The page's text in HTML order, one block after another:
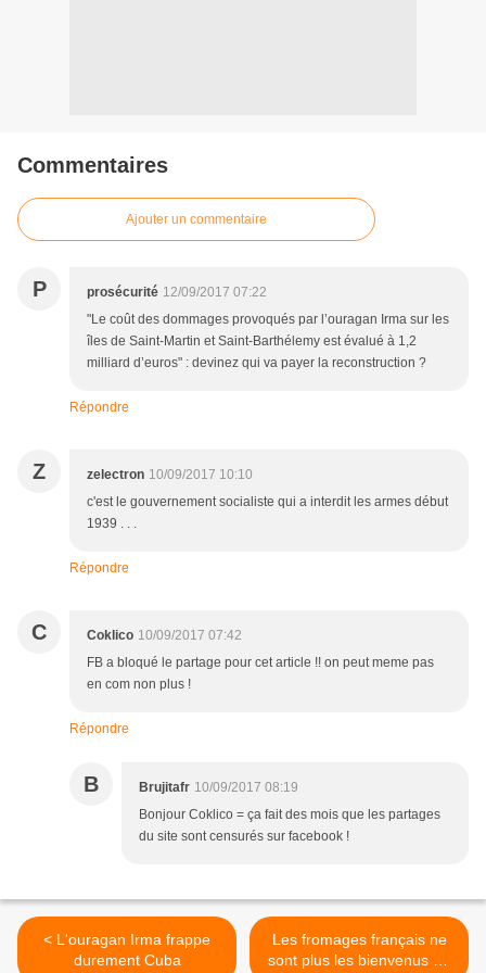
Commentaires
Ajouter un commentaire
P prosécurité 12/09/2017 07:22
"Le coût des dommages provoqués par l’ouragan Irma sur les
îles de Saint-Martin et Saint-Barthélemy est évalué à 1,2
milliard d’euros" : devinez qui va payer la reconstruction ?
Répondre
Z zelectron 10/09/2017 10:10
c'est le gouvernement socialiste qui a interdit les armes début
1939 . . .
Répondre
C Coklico 10/09/2017 07:42
FB a bloqué le partage pour cet article !! on peut meme pas
en com non plus !
Répondre
B Brujitafr 10/09/2017 08:19
Bonjour Coklico = ça fait des mois que les partages
du site sont censurés sur facebook !
< L'ouragan Irma frappe
durement Cuba
Les fromages français ne
sont plus les bienvenus en